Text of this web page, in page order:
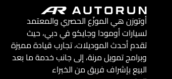
أوتورَن هي الموزّع الحصري والمعتمد
لسيارات أومودا وجايكو في دبي، حيث
تقدم أحدث الموديلات، تجارب قيادة مميزة
وبرامج تمويل مرنة، إلى جانب خدمة ما بعد
البيع بإشراف فريق من الخبراء